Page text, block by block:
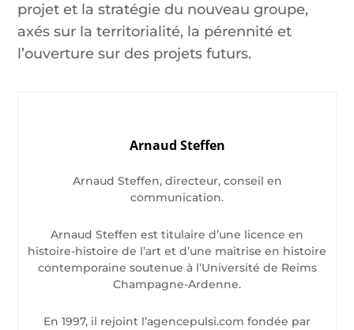
projet et la stratégie du nouveau groupe,
axés sur la territorialité, la pérennité et
l’ouverture sur des projets futurs.
Arnaud Steffen
Arnaud Steffen, directeur, conseil en
communication.
Arnaud Steffen est titulaire d’une licence en
histoire-histoire de l’art et d’une maitrise en histoire
contemporaine soutenue à l’Université de Reims
Champagne-Ardenne.
En 1997, il rejoint l’agencepulsi.com fondée par